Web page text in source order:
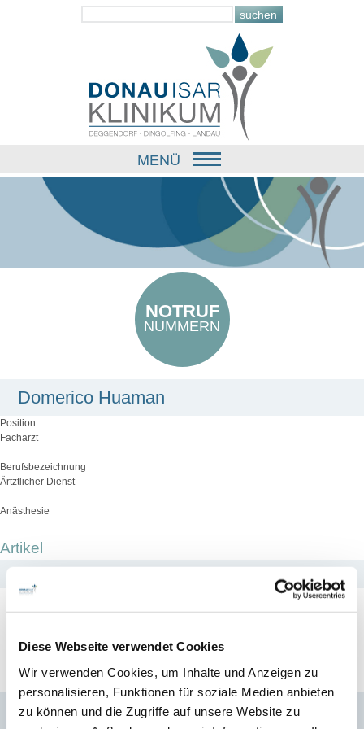
Diese Webseite verwendet Cookies
Wir verwenden Cookies, um Inhalte und Anzeigen zu
personalisieren, Funktionen für soziale Medien anbieten
zu können und die Zugriffe auf unsere Website zu
MENÜ
NOTRUF
NUMMERN
Domerico Huaman
Position
Facharzt
Berufsbezeichnung
Ärtztlicher Dienst
Anästhesie
Artikel